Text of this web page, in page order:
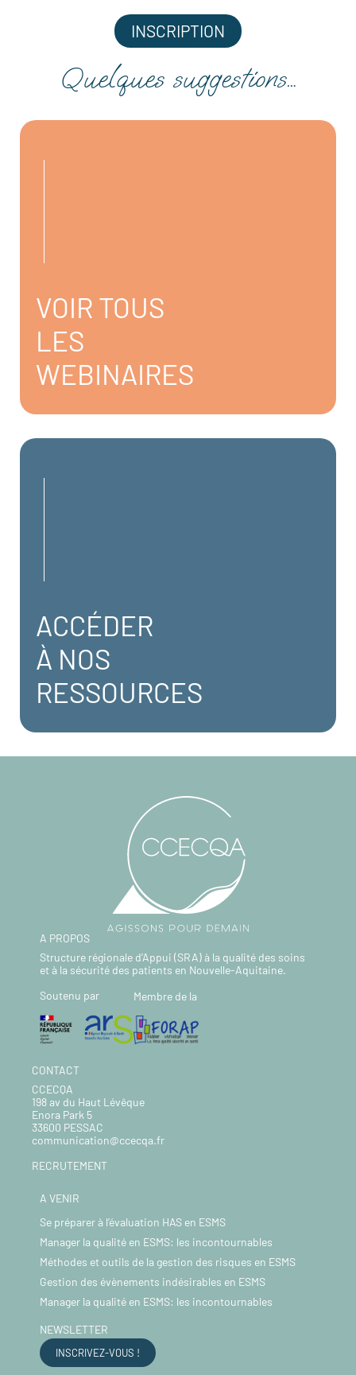
INSCRIPTION
Quelques suggestions…
VOIR TOUS
LES
WEBINAIRES
ACCÉDER
À NOS
RESSOURCES
A PROPOS
Structure régionale d’Appui (SRA) à la qualité des soins
et à la sécurité des patients en Nouvelle-Aquitaine.
Soutenu par
Membre de la
CONTACT
CCECQA
198 av du Haut Lévêque
Enora Park 5
33600 PESSAC
communication@ccecqa.fr
RECRUTEMENT
A VENIR
Se préparer à l’évaluation HAS en ESMS
Manager la qualité en ESMS: les incontournables
Méthodes et outils de la gestion des risques en ESMS
Gestion des évènements indésirables en ESMS
Manager la qualité en ESMS: les incontournables
NEWSLETTER
INSCRIVEZ-VOUS !